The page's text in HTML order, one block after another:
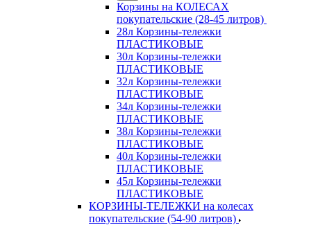
Корзины на КОЛЕСАХ
покупательские (28-45 литров)
28л Корзины-тележки
ПЛАСТИКОВЫЕ
30л Корзины-тележки
ПЛАСТИКОВЫЕ
32л Корзины-тележки
ПЛАСТИКОВЫЕ
34л Корзины-тележки
ПЛАСТИКОВЫЕ
38л Корзины-тележки
ПЛАСТИКОВЫЕ
40л Корзины-тележки
ПЛАСТИКОВЫЕ
45л Корзины-тележки
ПЛАСТИКОВЫЕ
КОРЗИНЫ-ТЕЛЕЖКИ на колесах
покупательские (54-90 литров)